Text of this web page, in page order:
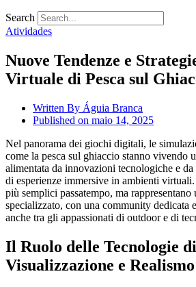
Search
Atividades
Nuove Tendenze e
Virtuale di Pesca sul
Written By Águia Branca
Published on maio 14, 2025
Nel panorama dei giochi digitali, le
come la pesca sul ghiaccio stanno vivendo
alimentata da innovazioni tecnologiche e da
di esperienze immersive in ambienti
più semplici passatempo, ma rappresentano
specializzato, con una community dedicata
anche tra gli appassionati di outdoor e di
Il Ruolo delle Tecnologie di
Visualizzazione e Realismo